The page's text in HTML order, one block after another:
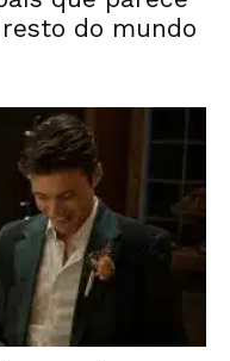
do mundo